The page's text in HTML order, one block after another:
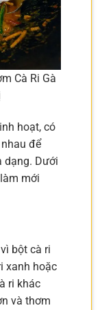
Cà Ri Gà
hoạt, có
để
dạng. Dưới
mới
bột cà ri
xanh hoặc
ri khác
và thơm